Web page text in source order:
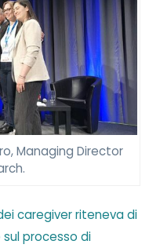
Managing Director
caregiver riteneva di
processo di